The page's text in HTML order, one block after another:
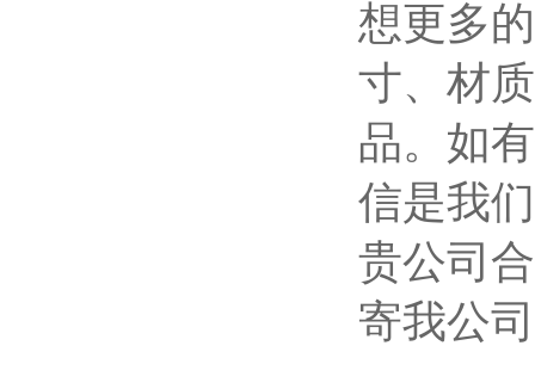
想更多
寸、材
品。如
信是我
贵公司
寄我公